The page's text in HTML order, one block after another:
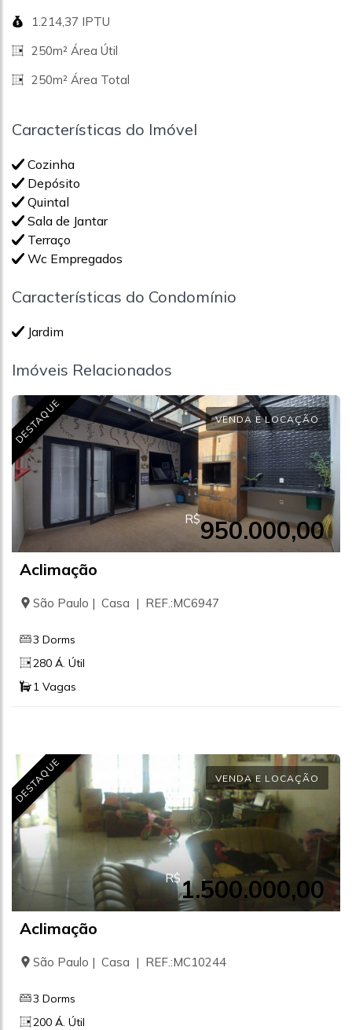
1.214,37 IPTU
250m² Área Útil
250m² Área Total
Características do Imóvel
Cozinha
Depósito
Quintal
Sala de Jantar
Terraço
Wc Empregados
Características do Condomínio
Jardim
Imóveis Relacionados
DESTAQUE VENDA E LOCAÇÃO
R$950.000,00
Aclimação
São Paulo | Casa | REF.:MC6947
3 Dorms
280 Á. Útil
1 Vagas
DESTAQUE VENDA E LOCAÇÃO
R$1.500.000,00
Aclimação
São Paulo | Casa | REF.:MC10244
3 Dorms
200 Á. Útil